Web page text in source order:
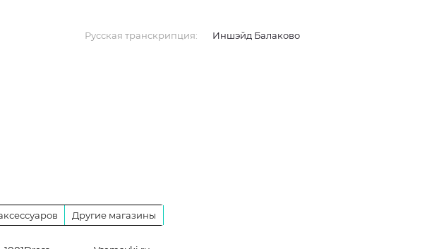
Русская транскрипция: Иншэйд Балаково
Другие магазины